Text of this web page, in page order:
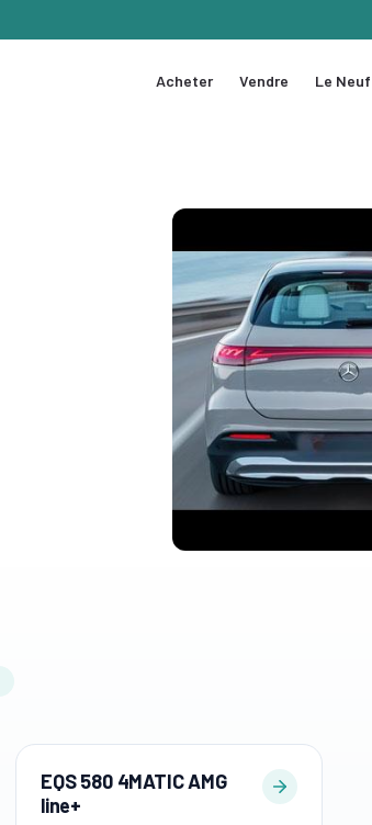
Acheter Vendre Le Neuf
EQS 580 4MATIC AMG
line+